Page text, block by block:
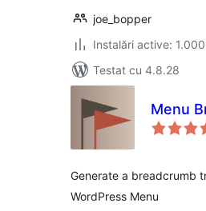
joe_bopper
Instalări active:
Testat cu 4.8.28
Menu
Generate a breadcrumb
WordPress Menu